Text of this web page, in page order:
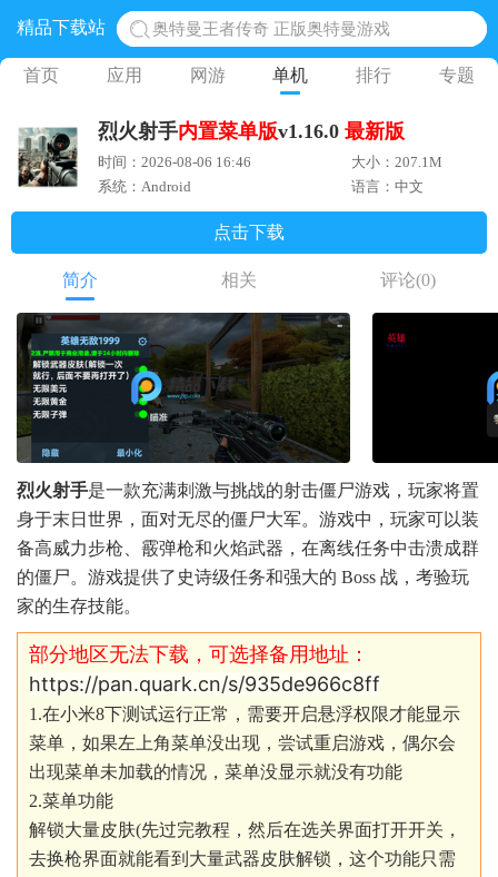
精品下载站
奥特曼王者传奇 正版奥特曼游戏
地铁跑酷体验服国际服 地铁跑酷体验服版本
网易光遇手游正版 点亮星空共庆周年
黎明觉醒生机腾讯正版 黎明觉醒生机国际服
蛋仔派对下载 蛋仔派对体验服
首页 应用 网游 单机 排行 专题
烈火射手内置菜单版v1.16.0 最新版
时间：2026-08-06 16:46
大小：207.1M
系统：Android
语言：中文
点击下载
简介 相关 评论(0)
烈火射手是一款充满刺激与挑战的射击僵尸游戏，玩家将置
身于末日世界，面对无尽的僵尸大军。游戏中，玩家可以装
备高威力步枪、霰弹枪和火焰武器，在离线任务中击溃成群
的僵尸。游戏提供了史诗级任务和强大的 Boss 战，考验玩
家的生存技能。
部分地区无法下载，可选择备用地址：
https://pan.quark.cn/s/935de966c8ff
1.在小米8下测试运行正常，需要开启悬浮权限才能显示
菜单，如果左上角菜单没出现，尝试重启游戏，偶尔会
出现菜单未加载的情况，菜单没显示就没有功能
2.菜单功能
解锁大量皮肤(先过完教程，然后在选关界面打开开关，
去换枪界面就能看到大量武器皮肤解锁，这个功能只需